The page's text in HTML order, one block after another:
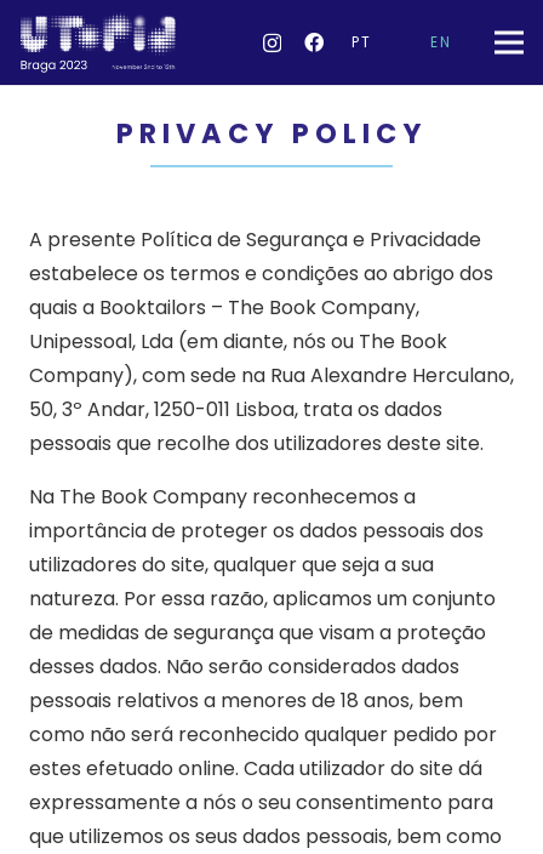
PT EN
PRIVACY POLICY
A presente Política de Segurança e Privacidade
estabelece os termos e condições ao abrigo dos
quais a Booktailors – The Book Company,
Unipessoal, Lda (em diante, nós ou The Book
Company), com sede na Rua Alexandre Herculano,
50, 3º Andar, 1250-011 Lisboa, trata os dados
pessoais que recolhe dos utilizadores deste site.
Na The Book Company reconhecemos a
importância de proteger os dados pessoais dos
utilizadores do site, qualquer que seja a sua
natureza. Por essa razão, aplicamos um conjunto
de medidas de segurança que visam a proteção
desses dados. Não serão considerados dados
pessoais relativos a menores de 18 anos, bem
como não será reconhecido qualquer pedido por
estes efetuado online. Cada utilizador do site dá
expressamente a nós o seu consentimento para
que utilizemos os seus dados pessoais, bem como